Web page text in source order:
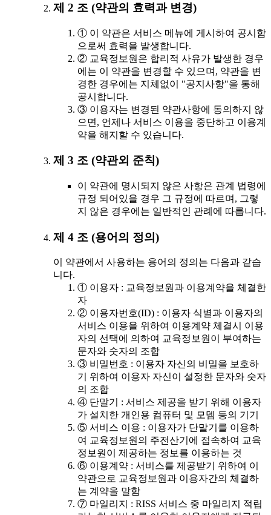
제 2 조 (약관의 효력과 변경)
① 이 약관은 서비스 메뉴에 게시하여 공시함
으로써 효력을 발생합니다.
② 교육정보원은 합리적 사유가 발생한 경우
에는 이 약관을 변경할 수 있으며, 약관을 변
경한 경우에는 지체없이 "공지사항"을 통해
공시합니다.
③ 이용자는 변경된 약관사항에 동의하지 않
으면, 언제나 서비스 이용을 중단하고 이용계
약을 해지할 수 있습니다.
제 3 조 (약관외 준칙)
이 약관에 명시되지 않은 사항은 관계 법령에
규정 되어있을 경우 그 규정에 따르며, 그렇
지 않은 경우에는 일반적인 관례에 따릅니다.
제 4 조 (용어의 정의)
이 약관에서 사용하는 용어의 정의는 다음과 같습
니다.
① 이용자 : 교육정보원과 이용계약을 체결한
자
② 이용자번호(ID) : 이용자 식별과 이용자의
서비스 이용을 위하여 이용계약 체결시 이용
자의 선택에 의하여 교육정보원이 부여하는
문자와 숫자의 조합
③ 비밀번호 : 이용자 자신의 비밀을 보호하
기 위하여 이용자 자신이 설정한 문자와 숫자
의 조합
④ 단말기 : 서비스 제공을 받기 위해 이용자
가 설치한 개인용 컴퓨터 및 모뎀 등의 기기
⑤ 서비스 이용 : 이용자가 단말기를 이용하
여 교육정보원의 주전산기에 접속하여 교육
정보원이 제공하는 정보를 이용하는 것
⑥ 이용계약 : 서비스를 제공받기 위하여 이
약관으로 교육정보원과 이용자간의 체결하
는 계약을 말함
⑦ 마일리지 : RISS 서비스 중 마일리지 적립